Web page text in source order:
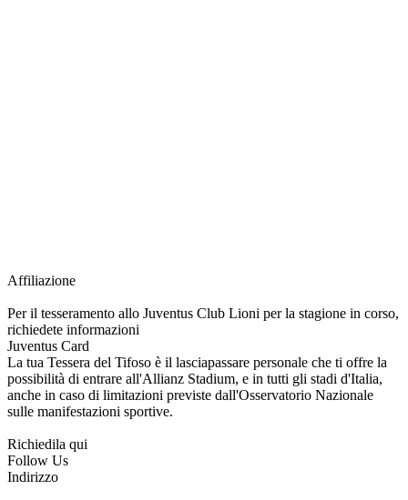
Affiliazione
Per il tesseramento allo Juventus Club Lioni per la stagione in corso,
richiedete informazioni
Juventus Card
La tua Tessera del Tifoso è il lasciapassare personale che ti offre la
possibilità di entrare all'Allianz Stadium, e in tutti gli stadi d'Italia,
anche in caso di limitazioni previste dall'Osservatorio Nazionale
sulle manifestazioni sportive.
Richiedila qui
Follow Us
Indirizzo